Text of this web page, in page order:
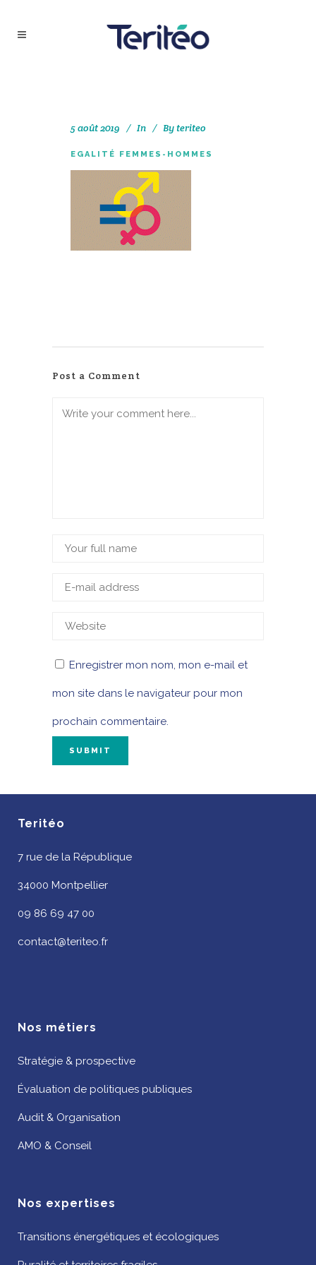
5 août 2019 In Byteriteo
EGALITÉ FEMMES-HOMMES
Post a Comment
Enregistrer mon nom, mon e-mail et
mon site dans le navigateur pour mon
prochain commentaire.
Teritéo
7 rue de la République
34000 Montpellier
09 86 69 47 00
contact@teriteo.fr
Nos métiers
Stratégie & prospective
Évaluation de politiques publiques
Audit & Organisation
AMO & Conseil
Nos expertises
Transitions énergétiques et écologiques